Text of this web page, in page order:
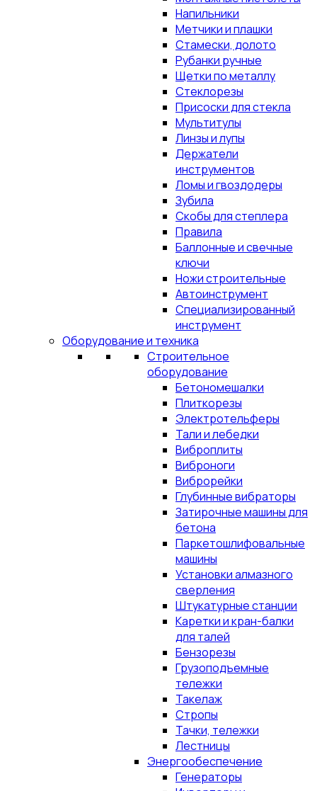
Напильники
Метчики и плашки
Стамески, долото
Рубанки ручные
Щетки по металлу
Стеклорезы
Присоски для стекла
Мультитулы
Линзы и лупы
Держатели
инструментов
Ломы и гвоздодеры
Зубила
Скобы для степлера
Правила
Баллонные и свечные
ключи
Ножи строительные
Автоинструмент
Специализированный
инструмент
Оборудование и техника
Строительное
оборудование
Бетономешалки
Плиткорезы
Электротельферы
Тали и лебедки
Виброплиты
Виброноги
Виброрейки
Глубинные вибраторы
Затирочные машины для
бетона
Паркетошлифовальные
машины
Установки алмазного
сверления
Штукатурные станции
Каретки и кран-балки
для талей
Бензорезы
Грузоподъемные
тележки
Такелаж
Стропы
Тачки, тележки
Лестницы
Энергообеспечение
Генераторы